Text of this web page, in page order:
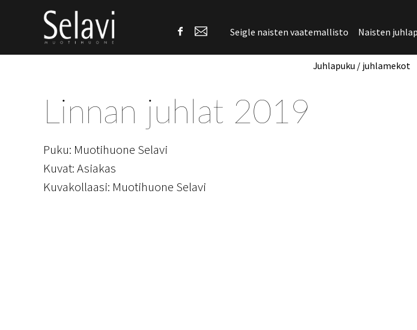
Seigle naisten vaatemallisto Naisten
Juhlapuku / juhlamekot
Linnan juhlat 2019
Puku: Muotihuone Selavi
Kuvat: Asiakas
Kuvakollaasi: Muotihuone Selavi